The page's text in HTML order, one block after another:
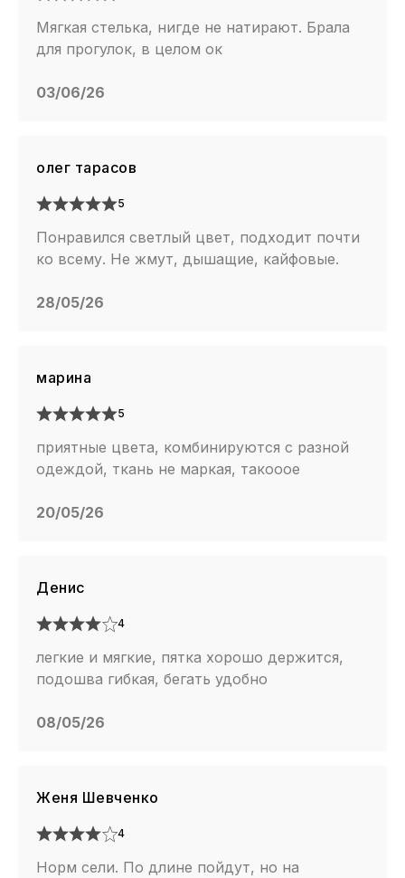
Мягкая стелька, нигде не натирают. Брала
для прогулок, в целом ок
03/06/26
олег тарасов
5
Понравился светлый цвет, подходит почти
ко всему. Не жмут, дышащие, кайфовые.
28/05/26
марина
5
приятные цвета, комбинируются с разной
одеждой, ткань не маркая, такооое
20/05/26
Денис
4
легкие и мягкие, пятка хорошо держится,
подошва гибкая, бегать удобно
08/05/26
Женя Шевченко
4
Норм сели. По длине пойдут, но на